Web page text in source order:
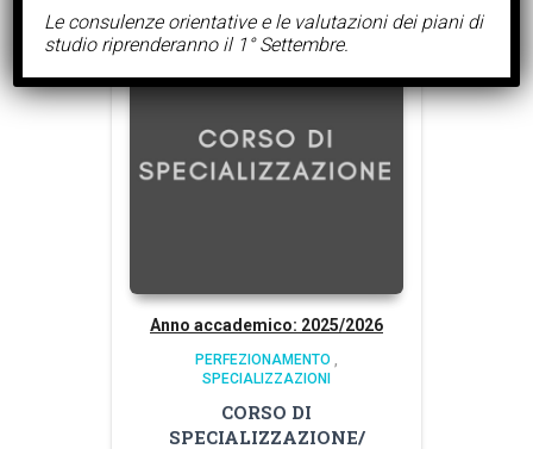
Anno accademico: 2025/2026
PERFEZIONAMENTO ,
SPECIALIZZAZIONI
CORSO DI
SPECIALIZZAZIONE/
Le consulenze orientative e le valutazioni dei piani di
studio riprenderanno il 1° Settembre.